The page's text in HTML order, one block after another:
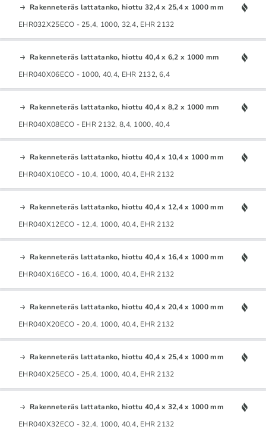
Rakenneteräs lattatanko, hiottu 32,4 x 25,4 x 1000 mm
EHR032X25ECO - 25,4, 1000, 32,4, EHR 2132
Rakenneteräs lattatanko, hiottu 40,4 x 6,2 x 1000 mm
EHR040X06ECO - 1000, 40,4, EHR 2132, 6,4
Rakenneteräs lattatanko, hiottu 40,4 x 8,2 x 1000 mm
EHR040X08ECO - EHR 2132, 8,4, 1000, 40,4
Rakenneteräs lattatanko, hiottu 40,4 x 10,4 x 1000 mm
EHR040X10ECO - 10,4, 1000, 40,4, EHR 2132
Rakenneteräs lattatanko, hiottu 40,4 x 12,4 x 1000 mm
EHR040X12ECO - 12,4, 1000, 40,4, EHR 2132
Rakenneteräs lattatanko, hiottu 40,4 x 16,4 x 1000 mm
EHR040X16ECO - 16,4, 1000, 40,4, EHR 2132
Rakenneteräs lattatanko, hiottu 40,4 x 20,4 x 1000 mm
EHR040X20ECO - 20,4, 1000, 40,4, EHR 2132
Rakenneteräs lattatanko, hiottu 40,4 x 25,4 x 1000 mm
EHR040X25ECO - 25,4, 1000, 40,4, EHR 2132
Rakenneteräs lattatanko, hiottu 40,4 x 32,4 x 1000 mm
EHR040X32ECO - 32,4, 1000, 40,4, EHR 2132